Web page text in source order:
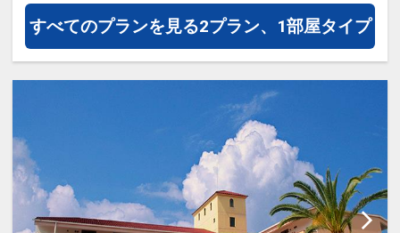
のみ。当日先着順）
すべてのプランを見る2プラン、1部屋タイプ